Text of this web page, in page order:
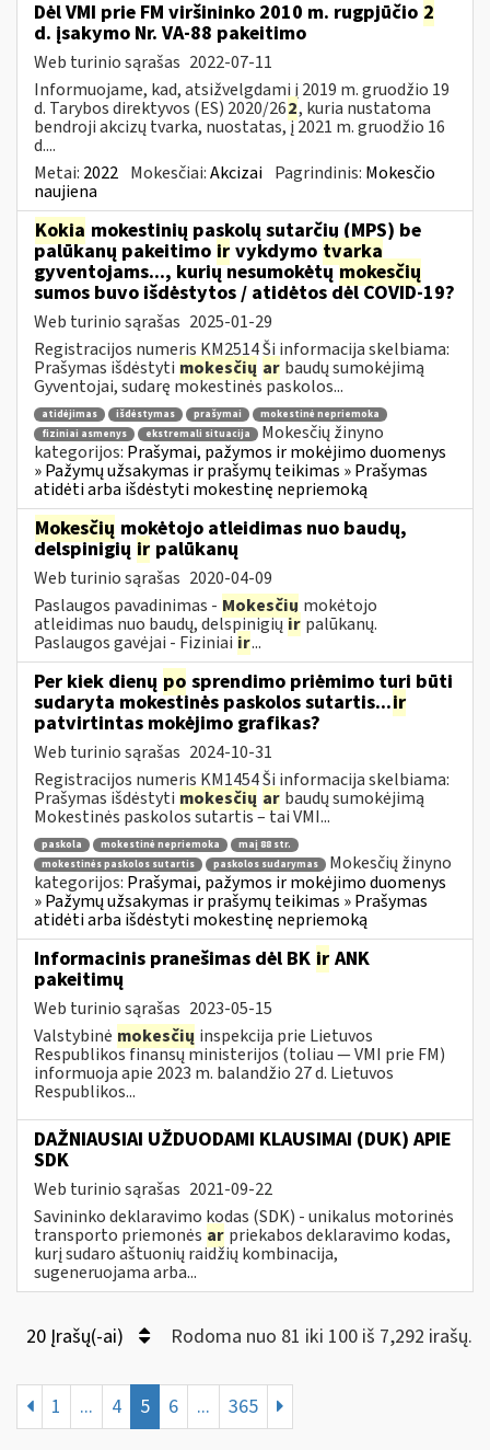
Dėl VMI prie FM viršininko 2010 m. rugpjūčio 2
d. įsakymo Nr. VA-88 pakeitimo
Web turinio sąrašas 2022-07-11
Informuojame, kad, atsižvelgdami į 2019 m. gruodžio 19
d. Tarybos direktyvos (ES) 2020/262, kuria nustatoma
bendroji akcizų tvarka, nuostatas, į 2021 m. gruodžio 16
d....
Metai: 2022 Mokesčiai:Akcizai Pagrindinis: Mokesčio
naujiena
Kokia mokestinių paskolų sutarčių (MPS) be
palūkanų pakeitimo ir vykdymo tvarka
gyventojams..., kurių nesumokėtųmokesčių
sumos buvo išdėstytos / atidėtos dėl COVID-19?
Web turinio sąrašas 2025-01-29
Registracijos numeris KM2514 Ši informacija skelbiama:
Prašymas išdėstyti mokesčių ar baudų sumokėjimą
Gyventojai, sudarę mokestinės paskolos...
atidėjimas išdėstymas prašymai
mokestinė nepriemoka
fiziniai asmenys
ekstremali situacija
Mokesčių žinyno
kategorijos: Prašymai, pažymos ir mokėjimo duomenys
» Pažymų užsakymas ir prašymų teikimas » Prašymas
atidėti arba išdėstyti mokestinę nepriemoką
Mokesčių mokėtojo atleidimas nuo baudų,
delspinigių ir palūkanų
Web turinio sąrašas 2020-04-09
Paslaugos pavadinimas - Mokesčių mokėtojo
atleidimas nuo baudų, delspinigiųir palūkanų.
Paslaugos gavėjai - Fiziniai ir...
Per kiek dienų po sprendimo priėmimo turi būti
sudaryta mokestinės paskolos sutartis...ir
patvirtintas mokėjimo grafikas?
Web turinio sąrašas 2024-10-31
Registracijos numeris KM1454 Ši informacija skelbiama:
Prašymas išdėstyti mokesčių ar baudų sumokėjimą
Mokestinės paskolos sutartis – tai VMI...
paskola mokestinė nepriemoka
maį 88 str.
mokestinės paskolos sutartis
paskolos sudarymas
Mokesčių žinyno
kategorijos: Prašymai, pažymos ir mokėjimo duomenys
» Pažymų užsakymas ir prašymų teikimas » Prašymas
atidėti arba išdėstyti mokestinę nepriemoką
Informacinis pranešimas dėl BK ir ANK
pakeitimų
Web turinio sąrašas 2023-05-15
Valstybinė mokesčių inspekcija prie Lietuvos
Respublikos finansų ministerijos (toliau — VMI prie FM)
informuoja apie 2023 m. balandžio 27 d. Lietuvos
Respublikos...
DAŽNIAUSIAI UŽDUODAMI KLAUSIMAI (DUK) APIE
SDK
Web turinio sąrašas 2021-09-22
Savininko deklaravimo kodas (SDK) - unikalus motorinės
transporto priemonės ar priekabos deklaravimo kodas,
kurį sudaro aštuonių raidžių kombinacija,
sugeneruojama arba...
20 Įrašų(-ai) Rodoma nuo 81 iki 100 iš 7,292 irašų.
1 ... 4 5 6 ... 365